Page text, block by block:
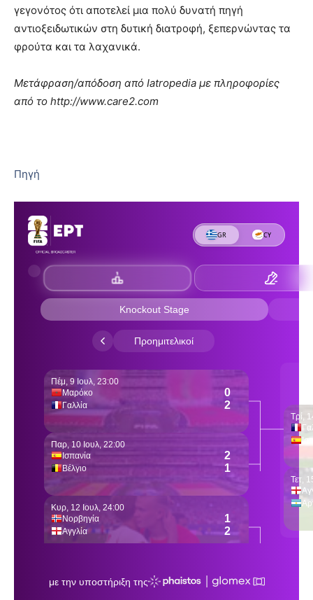
γεγονότος ότι αποτελεί μια πολύ δυνατή πηγή
αντιοξειδωτικών στη δυτική διατροφή, ξεπερνώντας τα
φρούτα και τα λαχανικά.
Μετάφραση/απόδοση από Iatropedia με πληροφορίες
από το http://www.care2.com
Πηγή